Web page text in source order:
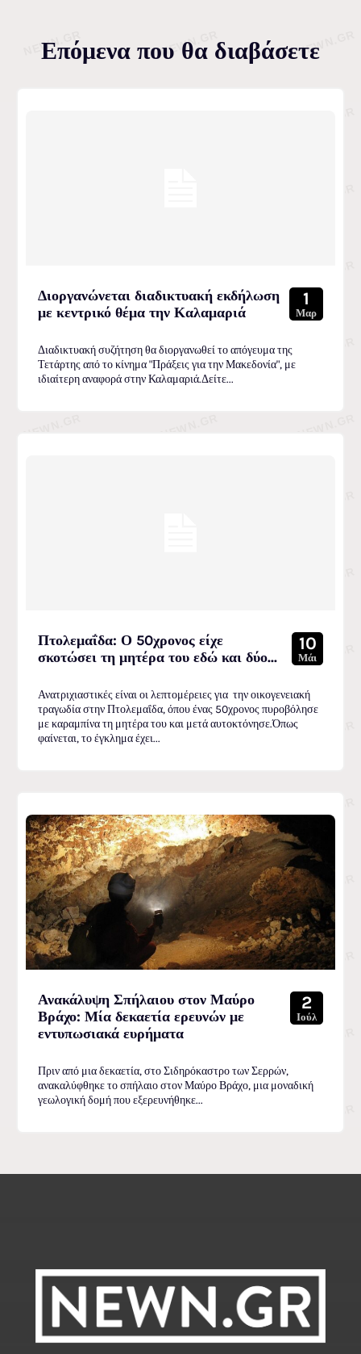
Επόμενα που θα διαβάσετε
Διοργανώνεται διαδικτυακή εκδήλωση
με κεντρικό θέμα την Καλαμαριά
1
Μαρ
Διαδικτυακή συζήτηση θα διοργανωθεί το απόγευμα της
Τετάρτης από το κίνημα "Πράξεις για την Μακεδονία", με
ιδιαίτερη αναφορά στην Καλαμαριά.Δείτε...
Πτολεμαΐδα: Ο 50χρονος είχε
σκοτώσει τη μητέρα του εδώ και δύο...
10
Μάι
Ανατριχιαστικές είναι οι λεπτομέρειες για την οικογενειακή
τραγωδία στην Πτολεμαΐδα, όπου ένας 50χρονος πυροβόλησε
με καραμπίνα τη μητέρα του και μετά αυτοκτόνησε.Όπως
φαίνεται, το έγκλημα έχει...
Ανακάλυψη Σπήλαιου στον Μαύρο
Βράχο: Μία δεκαετία ερευνών με
εντυπωσιακά ευρήματα
2
Ιούλ
Πριν από μια δεκαετία, στο Σιδηρόκαστρο των Σερρών,
ανακαλύφθηκε το σπήλαιο στον Μαύρο Βράχο, μια μοναδική
γεωλογική δομή που εξερευνήθηκε...